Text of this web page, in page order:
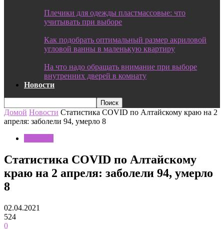
Плечики для одежды пластмассовые: что
учитывать при выборе
Как подобрать оптимальный размер акриловой
угловой ванны в маленькую квартиру
На что надо обращать внимание при выборе
внутренних дверей в комнату
Новости
Домой Новости Статистика COVID по Алтайскому краю на 2
апреля: заболели 94, умерло 8
Статистика COVID по Алтайскому
краю на 2 апреля: заболели 94, умерло
8
02.04.2021
524
0